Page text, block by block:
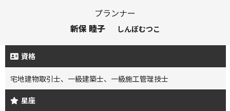
プランナー
新保 睦子
しんぼむつこ
資格
宅地建物取引士、一級建築士、一級施工管理技士
星座